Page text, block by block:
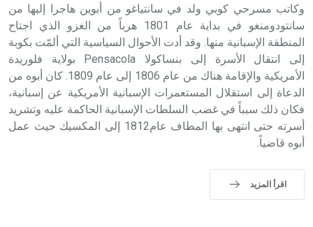
- هل تعلم أن أبجر Abgar اسم معروف جيداً يعود إلى عدد من
الملوك الذين حكموا مدينة إديسا (الرها) من أبجر الأول وحتى
التاسع، وهم ينتسبون إلى أسرة أوسروين
- هل تعلم أن الأبجدية الكنعانية تتألف من /22/ علامة كتابية
sign تكتب منفصلة غير متصلة، وتعتمد المبدأ الأكوروفوني،
حيث تقتصر القيمة الصوتية للعلامة الك
وكاتب مسرحي كوبي ولد في سانتياغو من أبوين هاجرا إليها من
سانتودومنغو في بداية عام 1801 هرباً من الغزو الذي اجتاح
المنطقة الإسبانية منها. وقد أدت الأحوال السياسية التي ألمّت بكوبة
إلى انتقال الأسرة إلى بنساكولا Pensacola بولاية فلوريدة
الأمريكية والإقامة هناك من عام 1806 إلى عام 1809. كان أبوه من
الدعاة إلى استقلال المستعمرات الإسبانية الأمريكية عن إسبانية،
فكان ذلك سبباً في غضب السلطات الإسبانية الحاكمة عليه وتشريد
أسرته حتى انتهى بها المطاف عام1812 إلى المكسيك حيث عمل
أبوه قاضياً.
اقرأ المزيد